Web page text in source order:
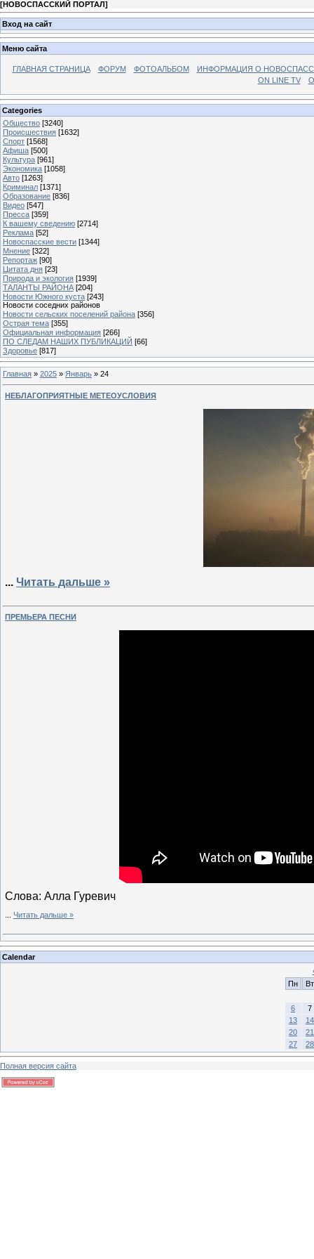
[НОВОСПАССКИЙ ПОРТАЛ]
Вход на сайт
Меню сайта
ГЛАВНАЯ СТРАНИЦА ФОРУМ ФОТОАЛЬБОМ
ИНФОРМАЦИЯ О
ON LINE TV
Categories
Общество [3240]
Происшествия [1632]
Спорт [1568]
Афиша [500]
Культура [961]
Экономика [1058]
Авто [1263]
Криминал [1371]
Образование [836]
Видео [547]
Пресса [359]
К вашему сведению [2714]
Реклама [52]
Новоспасские вести [1344]
Мнение [322]
Репортаж [90]
Цитата дня [23]
Природа и экология [1939]
ТАЛАНТЫ РАЙОНА [204]
Новости Южного куста [243]
Новости соседних районов
Новости сельских поселений района [356]
Острая тема [355]
Официальная информация [266]
ПО СЛЕДАМ НАШИХ ПУБЛИКАЦИЙ [66]
Здоровье [817]
Главная » 2025 » Январь » 24
НЕБЛАГОПРИЯТНЫЕ МЕТЕОУСЛОВИЯ
... Читать дальше »
ПРЕМЬЕРА ПЕСНИ
Слова: Алла Гуревич
Читать дальше »
Calendar
Пн
Вт
6
7
13
14
20
21
27
28
Полная версия сайта